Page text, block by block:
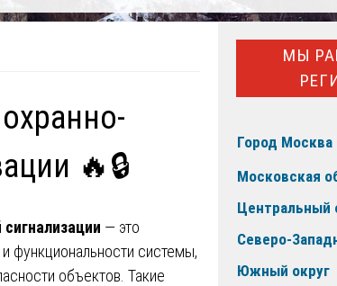
🔥🔒
— это
функциональности системы,
объектов. Такие
МЫ
Город Москва
Московская
Центральный
Северо-
Южный округ